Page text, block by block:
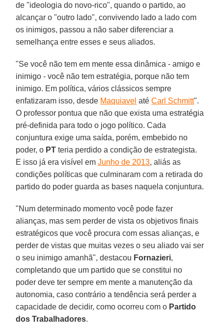
de "ideologia do novo-rico", quando o partido, ao
alcançar o "outro lado", convivendo lado a lado com
os inimigos, passou a não saber diferenciar a
semelhança entre esses e seus aliados.
"Se você não tem em mente essa dinâmica - amigo e
inimigo - você não tem estratégia, porque não tem
inimigo. Em política, vários clássicos sempre
enfatizaram isso, desde Maquiavel atéCarl Schmitt".
O professor pontua que não que exista uma estratégia
pré-definida para todo o jogo político. Cada
conjuntura exige uma saída, porém, embebido no
poder, o PT teria perdido a condição de estrategista.
E isso já era visível emJunho de 2013, aliás as
condições políticas que culminaram com a retirada do
partido do poder guarda as bases naquela conjuntura.
"Num determinado momento você pode fazer
alianças, mas sem perder de vista os objetivos finais
estratégicos que você procura com essas alianças, e
perder de vistas que muitas vezes o seu aliado vai ser
o seu inimigo amanhã", destacou Fornazieri,
completando que um partido que se constitui no
poder deve ter sempre em mente a manutenção da
autonomia, caso contrário a tendência será perder a
capacidade de decidir, como ocorreu com o Partido
dos Trabalhadores.